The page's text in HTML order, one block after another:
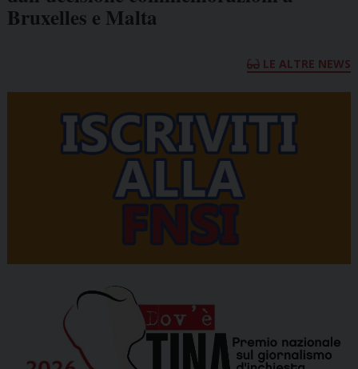
Bruxelles e Malta
LE ALTRE NEWS